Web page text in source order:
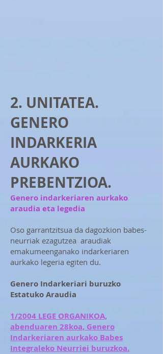
2. UNITATEA.
GENERO
INDARKERIA
AURKAKO
PREBENTZIOA.
Genero indarkeriaren aurkako
araudia eta legedia
Oso garrantzitsua da dagozkion babes-
neurriak ezagutzea araudiak
emakumeenganako indarkeriaren
aurkako legeria egiten du.
Genero Indarkeriari buruzko
Estatuko Araudia
1/2004 LEGE ORGANIKOA,
abenduaren 28koa, Genero
Indarkeriaren aurkako Babes
Integraleko Neurriei buruzkoa.